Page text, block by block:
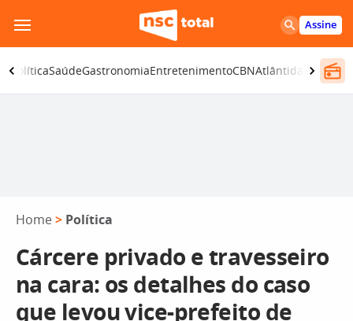
para
o
conteúdo
Assine
PolíticaSaúdeGastronomiaEntretenimentoCBNAtlântida SC
Home > Política
Cárcere privado e travesseiro
na cara: os detalhes do caso
que levou vice-prefeito de